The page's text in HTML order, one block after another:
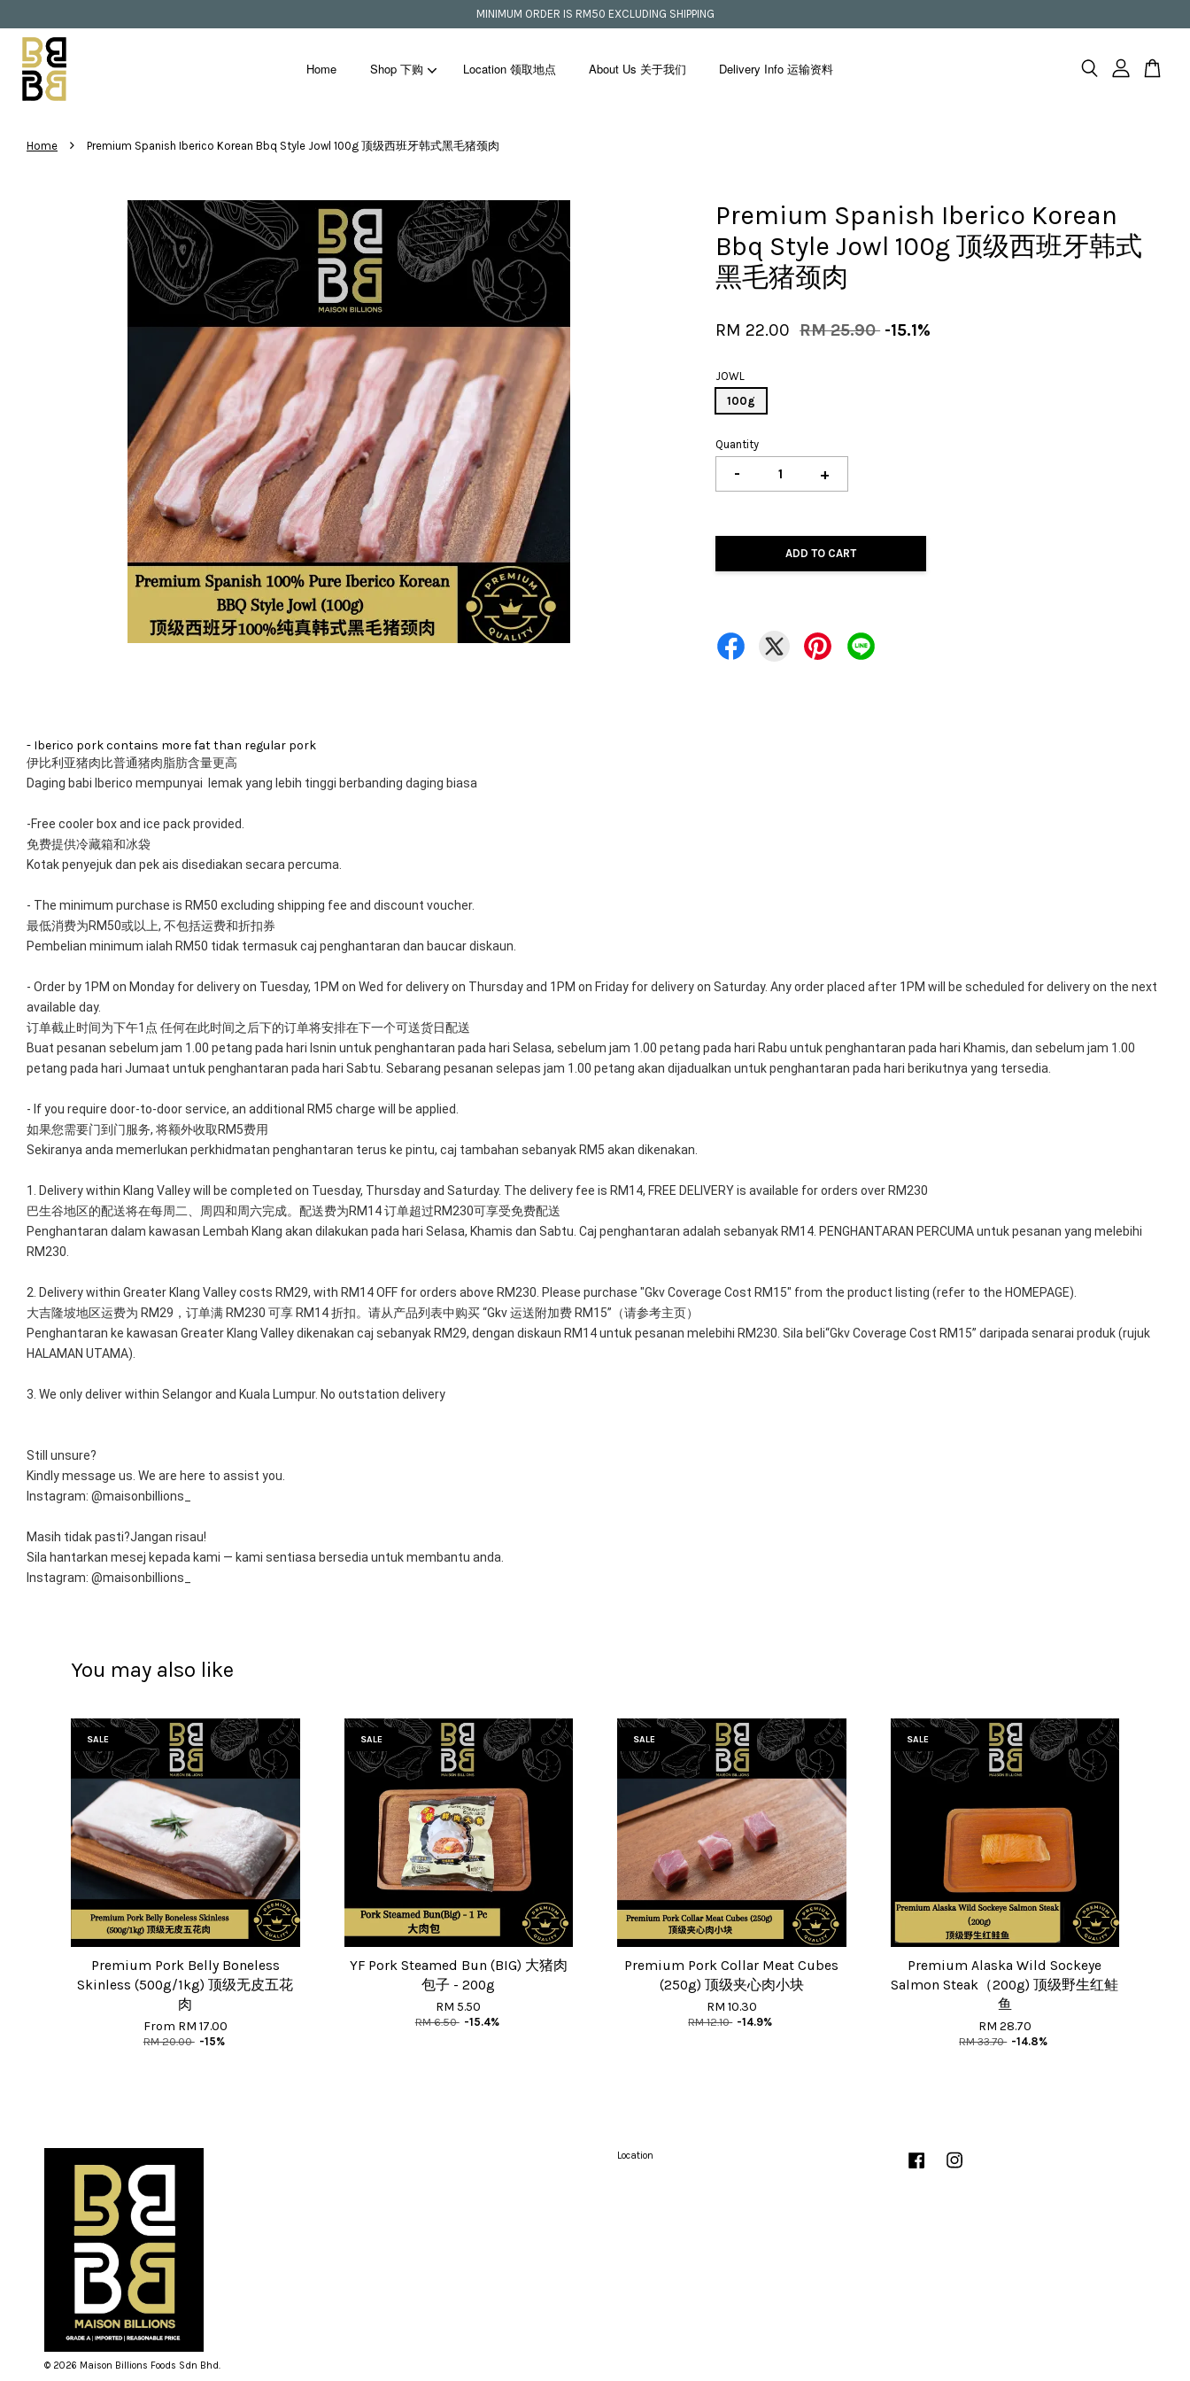
MINIMUM ORDER IS RM50 EXCLUDING SHIPPING
Home Shop 下购 Location 领取地点 About Us 关于我们 Delivery Info 运输资料
Home › Premium Spanish Iberico Korean Bbq Style Jowl 100g 顶级西班牙韩式黑毛猪颈肉
Premium Spanish Iberico Korean
Bbq Style Jowl 100g 顶级西班牙韩式
黑毛猪颈肉
RM 22.00 RM 25.90 -15.1%
JOWL
100g
Quantity
- +
ADD TO CART
- Iberico pork contains more fat than regular pork
伊比利亚猪肉比普通猪肉脂肪含量更高
Daging babi Iberico mempunyai  lemak yang lebih tinggi berbanding daging biasa
-Free cooler box and ice pack provided.
免费提供冷藏箱和冰袋
Kotak penyejuk dan pek ais disediakan secara percuma.
- The minimum purchase is RM50 excluding shipping fee and discount voucher.
最低消费为RM50或以上, 不包括运费和折扣券
Pembelian minimum ialah RM50 tidak termasuk caj penghantaran dan baucar diskaun.
- Order by 1PM on Monday for delivery on Tuesday, 1PM on Wed for delivery on Thursday and 1PM on Friday for delivery on Saturday. Any order placed after 1PM will be scheduled for delivery on the next
available day.
订单截止时间为下午1点 任何在此时间之后下的订单将安排在下一个可送货日配送
Buat pesanan sebelum jam 1.00 petang pada hari Isnin untuk penghantaran pada hari Selasa, sebelum jam 1.00 petang pada hari Rabu untuk penghantaran pada hari Khamis, dan sebelum jam 1.00
petang pada hari Jumaat untuk penghantaran pada hari Sabtu. Sebarang pesanan selepas jam 1.00 petang akan dijadualkan untuk penghantaran pada hari berikutnya yang tersedia.
- If you require door-to-door service, an additional RM5 charge will be applied.
如果您需要门到门服务, 将额外收取RM5费用
Sekiranya anda memerlukan perkhidmatan penghantaran terus ke pintu, caj tambahan sebanyak RM5 akan dikenakan.
1. Delivery within Klang Valley will be completed on Tuesday, Thursday and Saturday. The delivery fee is RM14, FREE DELIVERY is available for orders over RM230
巴生谷地区的配送将在每周二、周四和周六完成。配送费为RM14 订单超过RM230可享受免费配送
Penghantaran dalam kawasan Lembah Klang akan dilakukan pada hari Selasa, Khamis dan Sabtu. Caj penghantaran adalah sebanyak RM14. PENGHANTARAN PERCUMA untuk pesanan yang melebihi
RM230.
2. Delivery within Greater Klang Valley costs RM29, with RM14 OFF for orders above RM230. Please purchase "Gkv Coverage Cost RM15" from the product listing (refer to the HOMEPAGE).
大吉隆坡地区运费为 RM29，订单满 RM230 可享 RM14 折扣。请从产品列表中购买 “Gkv 运送附加费 RM15”（请参考主页）
Penghantaran ke kawasan Greater Klang Valley dikenakan caj sebanyak RM29, dengan diskaun RM14 untuk pesanan melebihi RM230. Sila beli“Gkv Coverage Cost RM15” daripada senarai produk (rujuk
HALAMAN UTAMA).
3. We only deliver within Selangor and Kuala Lumpur. No outstation delivery
Still unsure?
Kindly message us. We are here to assist you.
Instagram: @maisonbillions_
Masih tidak pasti?Jangan risau!
Sila hantarkan mesej kepada kami — kami sentiasa bersedia untuk membantu anda.
Instagram: @maisonbillions_
You may also like
SALE
Premium Pork Belly Boneless
Skinless (500g/1kg) 顶级无皮五花
肉
From RM 17.00
RM 20.00 -15%
SALE
YF Pork Steamed Bun (BIG) 大猪肉
包子 - 200g
RM 5.50
RM 6.50 -15.4%
SALE
Premium Pork Collar Meat Cubes
(250g) 顶级夹心肉小块
RM 10.30
RM 12.10 -14.9%
SALE
Premium Alaska Wild Sockeye
Salmon Steak（200g) 顶级野生红鲑
鱼
RM 28.70
RM 33.70 -14.8%
© 2026 Maison Billions Foods Sdn Bhd.
Location Facebook
Your cart is currently empty.
CONTINUE SHOPPING